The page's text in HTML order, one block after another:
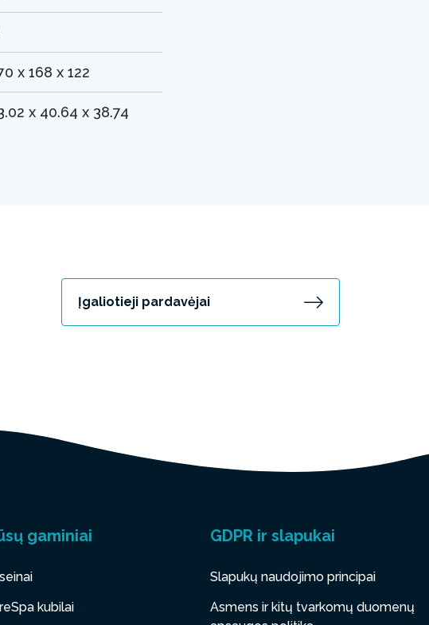
x 168 x 122
x 40.64 x 38.74
Įgaliotieji pardavėjai
gaminiai
kubilai
GDPR ir slapukai
Slapukų naudojimo principai
Asmens ir kitų tvarkomų duomenų